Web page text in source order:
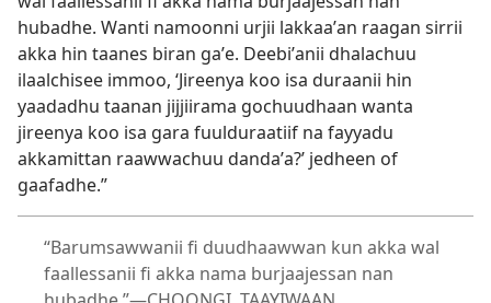
hubadhe. Wanti namoonni urjii lakkaaʼan raagan sirrii
akka hin taanes biran gaʼe. Deebiʼanii dhalachuu
ilaalchisee immoo, ‘Jireenya koo isa duraanii hin
yaadadhu taanan jijjiirama gochuudhaan wanta
jireenya koo isa gara fuulduraatiif na fayyadu
akkamittan raawwachuu dandaʼa?’ jedheen of
gaafadhe.”
“Barumsawwanii fi duudhaawwan kun akka wal
faallessanii fi akka nama burjaajessan nan